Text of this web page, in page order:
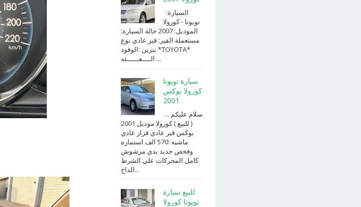
⁨تويوتا⁩ - ⁨كورولا⁩
الموديل: ⁨2007⁩ حالة السيارة:
⁨مستعملة⁩ القير: ⁨قير عادي⁩ نوع
الوقود: ⁨بنزين⁩ *TOYOTA*
الــــفــــــئه ...
سيارة تويوتا
كورولا بوكس
2001
سلام عليكم ...
( للبيع ) كورولا موديل 2001
بوكس قير عادي قزاز عادي
ماشيه :570 الف استماره
وفحص جديد بدي مرشوش
كامل المحركات علي الشرط
الداخ...
للبيع سيارة
تويوتا كورولا